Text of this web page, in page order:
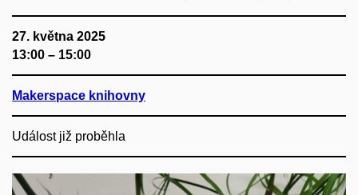
27. května 2025
13:00 – 15:00
Makerspace knihovny
Událost již proběhla